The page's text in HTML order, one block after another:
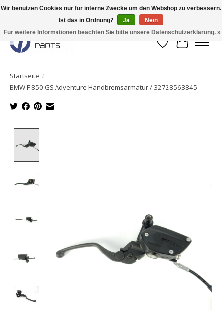
Originale Teile sofort lieferbar!
Wunschzettel
Ihr
Startseite /
BMW F 850 GS Adventure Handbremsarmatur / 32728563845
Wir benutzen Cookies nur für interne Zwecke um den Webshop zu verbessern.
Ist das in Ordnung?
Ja
Nein
Für weitere Informationen beachten Sie bitte unsere Datenschutzerklärung. »